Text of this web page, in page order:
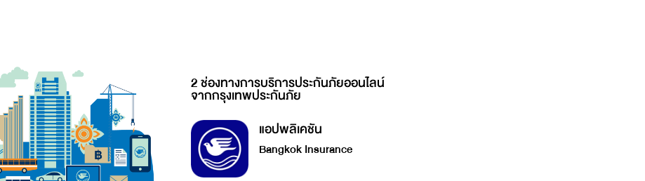
2 ช่องทางการบริการประกันภัยออนไลน์
จากกรุงเทพประกันภัย
แอปพลิเคชัน
Bangkok Insurance